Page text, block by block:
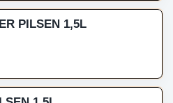
PILSEN 1,5L